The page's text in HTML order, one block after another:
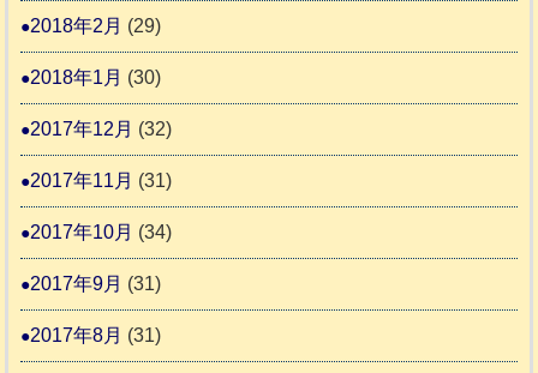
2018年2月 (29)
2018年1月 (30)
2017年12月 (32)
2017年11月 (31)
2017年10月 (34)
2017年9月 (31)
2017年8月 (31)